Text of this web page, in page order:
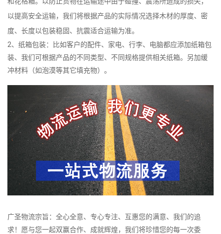
以提高安全运输，我们将根据产品的实际情况选择木材的厚度、密
度、长度以包装稳固、抗震适合运输为准。
2、纸箱包装：比如客户的配件、家电、行李、电脑都应添加纸箱包
装、我们可根据产品的不同类型、不同规格提供相关纸箱。另加缓
冲材料（如泡漠等其它填充物）。
广圣物流宗旨：全心全意、专心专注、互惠您的满意、我们的追
求！愿与您一起双赢合作、成就辉煌，我们将珍惜您的每一次委